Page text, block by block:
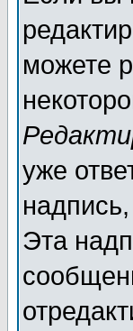
можете
уже
Эта